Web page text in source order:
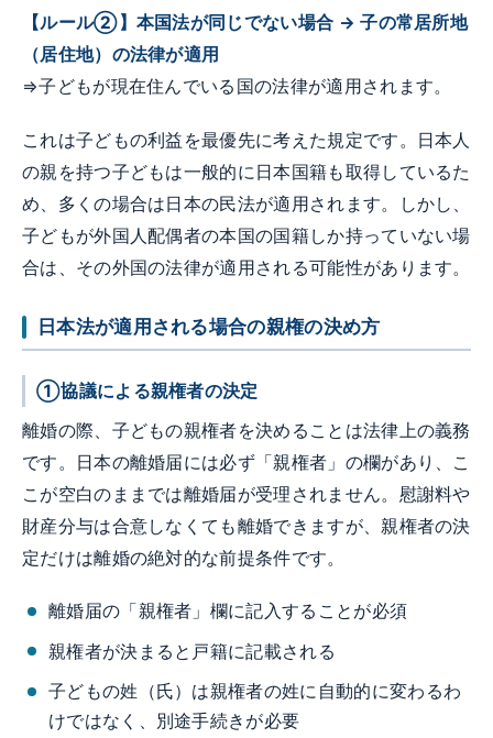
【ルール②】本国法が同じでない場合 → 子の常居所地
（居住地）の法律が適用
⇒子どもが現在住んでいる国の法律が適用されます。
これは子どもの利益を最優先に考えた規定です。日本人
の親を持つ子どもは一般的に日本国籍も取得しているた
め、多くの場合は日本の民法が適用されます。しかし、
子どもが外国人配偶者の本国の国籍しか持っていない場
合は、その外国の法律が適用される可能性があります。
日本法が適用される場合の親権の決め方
①協議による親権者の決定
離婚の際、子どもの親権者を決めることは法律上の義務
です。日本の離婚届には必ず「親権者」の欄があり、こ
こが空白のままでは離婚届が受理されません。慰謝料や
財産分与は合意しなくても離婚できますが、親権者の決
定だけは離婚の絶対的な前提条件です。
離婚届の「親権者」欄に記入することが必須
親権者が決まると戸籍に記載される
子どもの姓（氏）は親権者の姓に自動的に変わるわ
けではなく、別途手続きが必要